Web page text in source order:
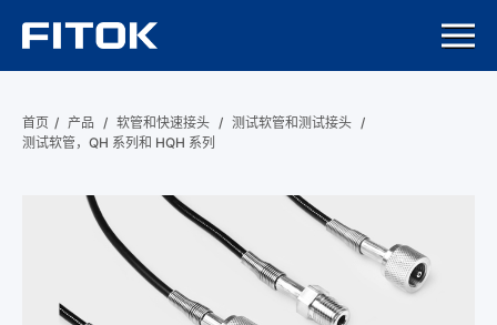
首页 / 产品 / 软管和快速接头 / 测试软管和测试接头 /
测试软管，QH 系列和 HQH 系列